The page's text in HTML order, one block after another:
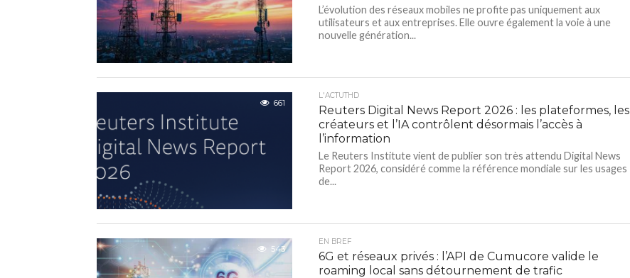
L’évolution des réseaux mobiles ne profite pas uniquement aux
utilisateurs et aux entreprises. Elle ouvre également la voie à une
nouvelle génération...
661
L'ACTUTHD
Reuters Digital News Report 2026 : les plateformes, les
créateurs et l’IA contrôlent désormais l’accès à
l’information
Le Reuters Institute vient de publier son très attendu Digital News
Report 2026, considéré comme la référence mondiale sur les usages
de...
543
EN BREF
6G et réseaux privés : l’API de Cumucore valide le
roaming local sans détournement de trafic